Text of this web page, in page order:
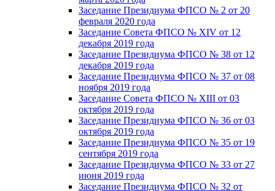
Заседание Президиума ФПСО № 2 от 20
февраля 2020 года
Заседание Совета ФПСО № XIV от 12
декабря 2019 года
Заседание Президиума ФПСО № 38 от 12
декабря 2019 года
Заседание Президиума ФПСО № 37 от 08
ноября 2019 года
Заседание Совета ФПСО № XIII от 03
октября 2019 года
Заседание Президиума ФПСО № 36 от 03
октября 2019 года
Заседание Президиума ФПСО № 35 от 19
сентября 2019 года
Заседание Президиума ФПСО № 33 от 27
июня 2019 года
Заседание Президиума ФПСО № 32 от